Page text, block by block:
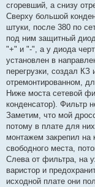
сгоревший, а снизу
Сверху большой
штуки, после 380 по
под ним защитный
"+" и "-", а у диода
установлен в
перегрузки, создал
отремонтированном,
Ниже моста сетевой
конденсатор). Фильтр
Заметим, что мой
потому в плате для
монтажем закрепил на
свободного места,
Слева от фильтра, на
варистор и
исходной плате они